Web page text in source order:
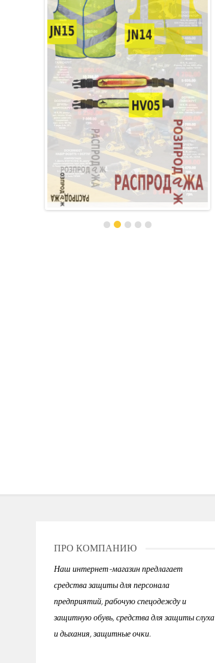
ПРО КОМПАНИЮ
Наш интернет-магазин предлагает
средства защиты для персонала
предприятий, рабочую спецодежду и
защитную обувь, средства для защиты слуха
и дыхания, защитные очки.